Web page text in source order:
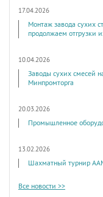
17.04.2026
Монтаж завода сухих
продолжаем отгрузки
10.04.2026
Заводы сухих смесей
Минпромторга
20.03.2026
Промышленное
13.02.2026
Шахматный турнир
Все новости >>